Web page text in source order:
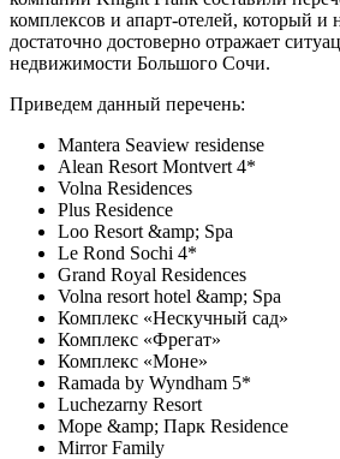
комплексов и апарт-отелей, который и
достаточно достоверно отражает
недвижимости Большого Сочи.
Приведем данный перечень:
Mantera Seaview residense
Alean Resort Montvert 4*
Volna Residences
Plus Residence
Loo Resort &amp; Spa
Le Rond Sochi 4*
Grand Royal Residences
Volna resort hotel &amp; Spa
Комплекс «Нескучный сад»
Комплекс «Фрегат»
Комплекс «Моне»
Ramada by Wyndham 5*
Luchezarny Resort
Море &amp; Парк Residence
Mirror Family